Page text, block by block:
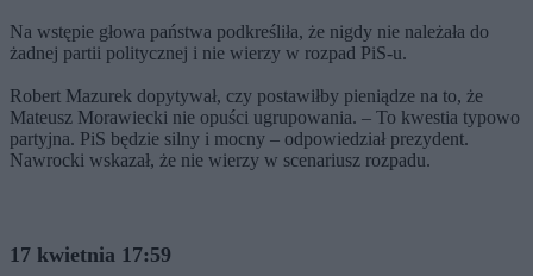
Na wstępie głowa państwa podkreśliła, że nigdy nie należała do
żadnej partii politycznej i nie wierzy w rozpad PiS-u.
Robert Mazurek dopytywał, czy postawiłby pieniądze na to, że
Mateusz Morawiecki nie opuści ugrupowania. – To kwestia typowo
partyjna. PiS będzie silny i mocny – odpowiedział prezydent.
Nawrocki wskazał, że nie wierzy w scenariusz rozpadu.
17 kwietnia 17:59